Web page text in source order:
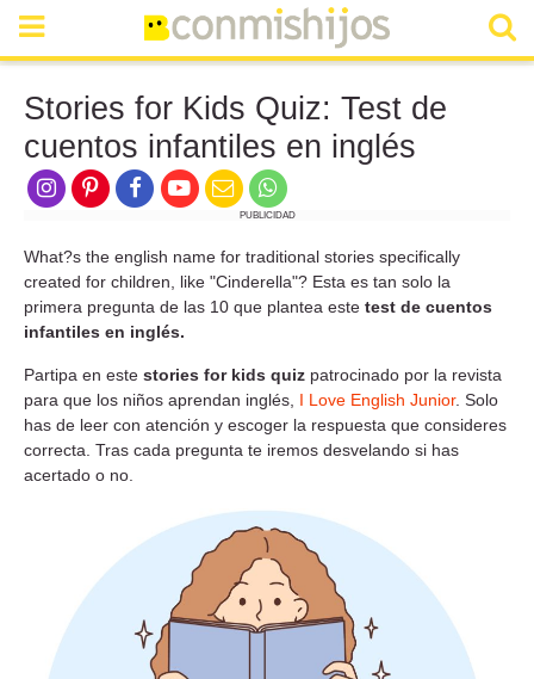
Stories for Kids Quiz: Test de
cuentos infantiles en inglés
PUBLICIDAD
What?s the english name for traditional stories specifically
created for children, like "Cinderella"? Esta es tan solo la
primera pregunta de las 10 que plantea este test de cuentos
infantiles en inglés.
Partipa en este stories for kids quiz patrocinado por la revista
para que los niños aprendan inglés, I Love English Junior. Solo
has de leer con atención y escoger la respuesta que consideres
correcta. Tras cada pregunta te iremos desvelando si has
acertado o no.